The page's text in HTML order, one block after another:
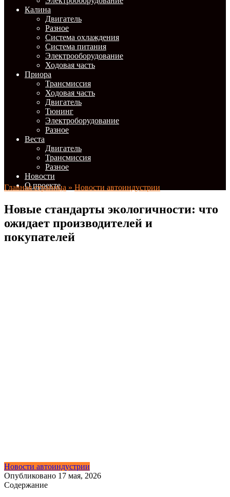
Калина
Двигатель
Разное
Система охлаждения
Система питания
Электрооборудование
Ходовая часть
Приора
Трансмиссия
Ходовая часть
Двигатель
Тюнинг
Электроборудование
Разное
Веста
Двигатель
Трансмиссия
Разное
Новости
О проекте
Главная страница » Новости автоиндустрии
Новые стандарты экологичности: что
ожидает производителей и
покупателей
Новости автоиндустрии
Опубликовано 17 мая, 2026
Содержание